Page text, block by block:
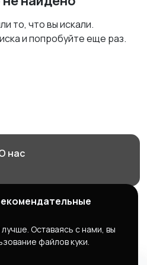
то, что вы искали.
и попробуйте еще раз.
нас
| Работа |
ИНН 5609203278 ОГРН
Оставаясь с нами, вы
файлов куки.